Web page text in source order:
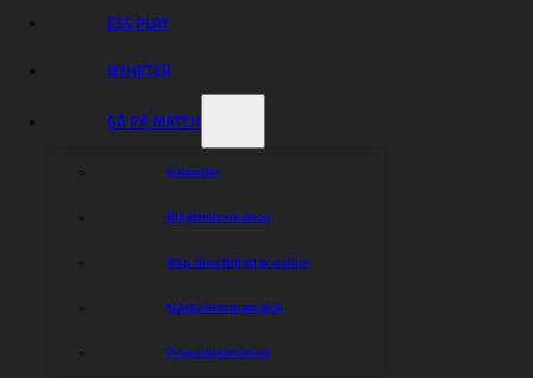
ESS PLAY
NYHETER
GÅ PÅ MATCH
Kalender
Biljettinformation
Köp dina biljetter online
Nästa hemmamatch
Pressinformation
TL: Daniel Davidsson
{!A}
Gleb Chugunov
Mads Hansen
Anton Karlsson
TL: Morgan Andersson, Christian Carlsson
LYCKA TILL!